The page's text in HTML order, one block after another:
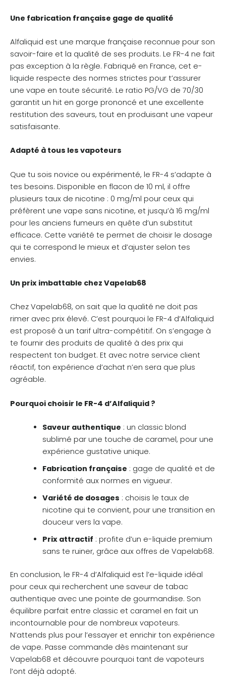
Une fabrication française gage de qualité
Alfaliquid est une marque française reconnue pour son
savoir-faire et la qualité de ses produits. Le FR-4 ne fait
pas exception à la règle. Fabriqué en France, cet e-
liquide respecte des normes strictes pour t’assurer
une vape en toute sécurité. Le ratio PG/VG de 70/30
garantit un hit en gorge prononcé et une excellente
restitution des saveurs, tout en produisant une vapeur
satisfaisante.
Adapté à tous les vapoteurs
Que tu sois novice ou expérimenté, le FR-4 s’adapte à
tes besoins. Disponible en flacon de 10 ml, il offre
plusieurs taux de nicotine : 0 mg/ml pour ceux qui
préfèrent une vape sans nicotine, et jusqu’à 16 mg/ml
pour les anciens fumeurs en quête d’un substitut
efficace. Cette variété te permet de choisir le dosage
qui te correspond le mieux et d’ajuster selon tes
envies.
Un prix imbattable chez Vapelab68
Chez Vapelab68, on sait que la qualité ne doit pas
rimer avec prix élevé. C’est pourquoi le FR-4 d’Alfaliquid
est proposé à un tarif ultra-compétitif. On s’engage à
te fournir des produits de qualité à des prix qui
respectent ton budget. Et avec notre service client
réactif, ton expérience d’achat n’en sera que plus
agréable.
Pourquoi choisir le FR-4 d’Alfaliquid ?
Saveur authentique : un classic blond
sublimé par une touche de caramel, pour une
expérience gustative unique.
Fabrication française : gage de qualité et de
conformité aux normes en vigueur.
Variété de dosages : choisis le taux de
nicotine qui te convient, pour une transition en
douceur vers la vape.
Prix attractif : profite d’un e-liquide premium
sans te ruiner, grâce aux offres de Vapelab68.
En conclusion, le FR-4 d’Alfaliquid est l’e-liquide idéal
pour ceux qui recherchent une saveur de tabac
authentique avec une pointe de gourmandise. Son
équilibre parfait entre classic et caramel en fait un
incontournable pour de nombreux vapoteurs.
N’attends plus pour l’essayer et enrichir ton expérience
de vape. Passe commande dès maintenant sur
Vapelab68 et découvre pourquoi tant de vapoteurs
l’ont déjà adopté.